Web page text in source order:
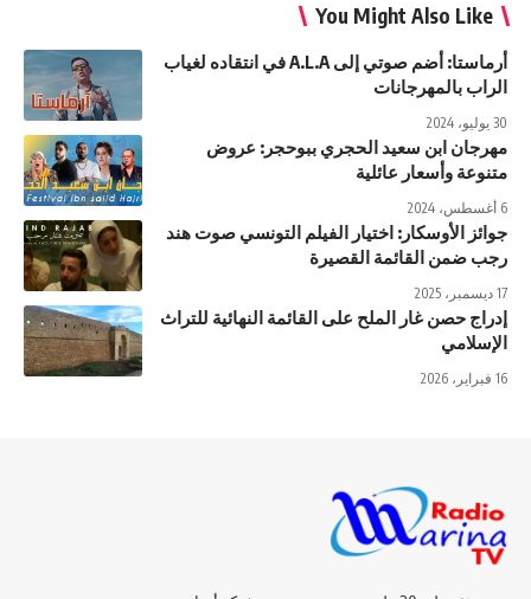
You Might Also Like
أرماستا: أضم صوتي إلى A.L.A في انتقاده لغياب
الراب بالمهرجانات
30 يوليو، 2024
مهرجان ابن سعيد الحجري ببوحجر: عروض
متنوعة وأسعار عائلية
6 أغسطس، 2024
جوائز الأوسكار: اختيار الفيلم التونسي صوت هند
رجب ضمن القائمة القصيرة
17 ديسمبر، 2025
إدراج حصن غار الملح على القائمة النهائية للتراث
الإسلامي
16 فبراير، 2026